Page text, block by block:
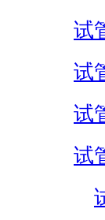
试
试
试
试